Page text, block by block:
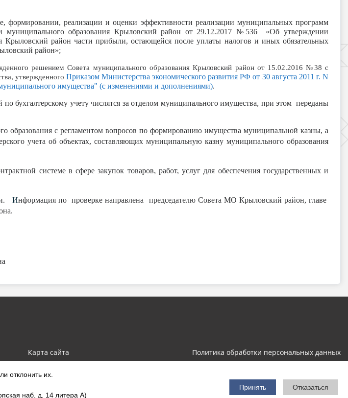
отклонить их.
наб, д. 14 литера А)
Принять Отказаться
формировании, реализации и оценки эффективности реализации муниципальных программ
муниципального образования Крыловский район от 29.12.2017 №536 «Об утверждении
район части прибыли, остающейся после уплаты налогов и иных обязательных
район»;
решением Совета муниципального образования Крыловский район от 15.02.2016 №38 с
утвержденного Приказом Министерства экономического развития РФ от 30 августа 2011 г. N
имущества" (с изменениями и дополнениями).
учету числятся за отделом муниципального имущества, при этом переданы
с регламентом вопросов по формированию имущества муниципальной казны, а
учета об объектах, составляющих муниципальную казну муниципального образования
системе в сфере закупок товаров, работ, услуг для обеспечения государственных и
Информация по проверке направлена председателю Совета МО Крыловский район, главе
Карта сайта Политика обработки персональных данных